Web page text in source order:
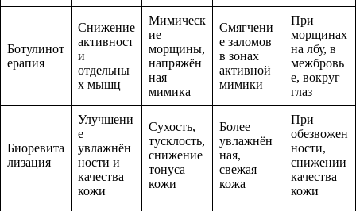
Ботулинот
ерапия
Снижение
активност
и
отдельны
х мышц
Мимическ
ие
морщины,
напряжён
ная
мимика
Смягчени
е заломов
в зонах
активной
мимики
При
морщинах
на лбу, в
межбровь
е, вокруг
глаз
Биоревита
лизация
Улучшени
е
увлажнён
ности и
качества
кожи
Сухость,
тусклость,
снижение
тонуса
кожи
Более
увлажнён
ная,
свежая
кожа
При
обезвожен
ности,
снижении
качества
кожи